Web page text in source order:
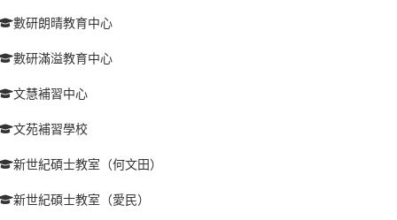
數研朗晴教育中心
數研滿溢教育中心
文慧補習中心
文苑補習學校
新世紀碩士教室（何文田）
新世紀碩士教室（愛民）